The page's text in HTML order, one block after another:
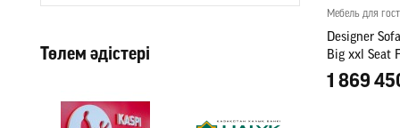
Төлем әдістері
Мебель для
Designer
Big xxl Seat
1 869